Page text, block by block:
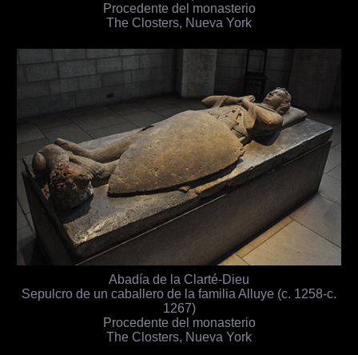
Procedente del monasterio
The Closters, Nueva York
Abadía de la Clarté-Dieu
Sepulcro de un caballero de la familia Alluye (c. 1258-c.
1267)
Procedente del monasterio
The Closters, Nueva York